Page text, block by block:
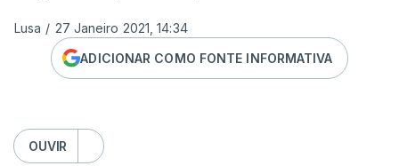
Lusa / 27 Janeiro 2021, 14:34
ADICIONAR COMO FONTE INFORMATIVA
OUVIR